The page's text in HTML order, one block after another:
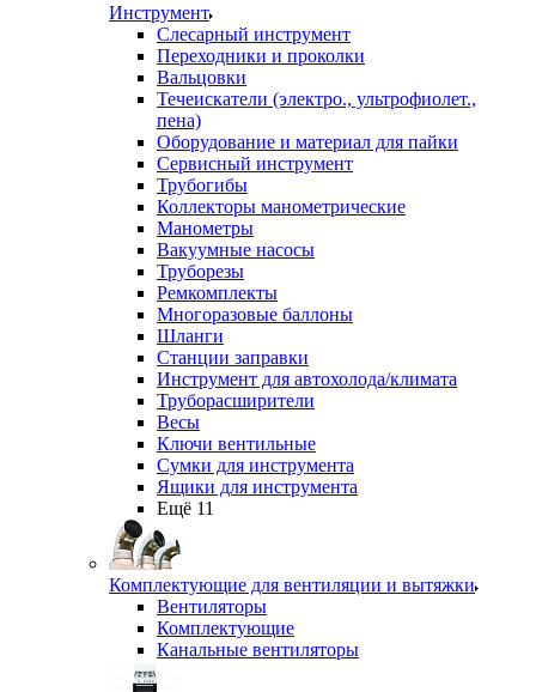
Инструмент
Слесарный инструмент
Переходники и проколки
Вальцовки
Течеискатели (электро., ультрофиолет.,
пена)
Оборудование и материал для пайки
Сервисный инструмент
Трубогибы
Коллекторы манометрические
Манометры
Вакуумные насосы
Труборезы
Ремкомплекты
Многоразовые баллоны
Шланги
Станции заправки
Инструмент для автохолода/климата
Труборасширители
Весы
Ключи вентильные
Сумки для инструмента
Ящики для инструмента
Ещё 11
Комплектующие для вентиляции и вытяжки
Вентиляторы
Комплектующие
Канальные вентиляторы